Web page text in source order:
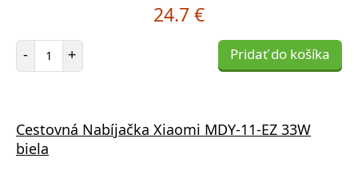
24.7 €
- Počet položiek
+ Pridať do košíka
Cestovná Nabíjačka Xiaomi MDY-11-EZ 33W
biela